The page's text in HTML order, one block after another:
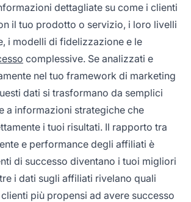
dettagliate su come i clienti
il tuo prodotto o servizio, i loro livelli
i modelli di fidelizzazione e le
complessive. Se analizzati e
nel tuo framework di marketing
dati si trasformano da semplici
a informazioni strategiche che
i tuoi risultati. Il rapporto tra
e performance degli affiliati è
di successo diventano i tuoi migliori
i dati sugli affiliati rivelano quali
più propensi ad avere successo